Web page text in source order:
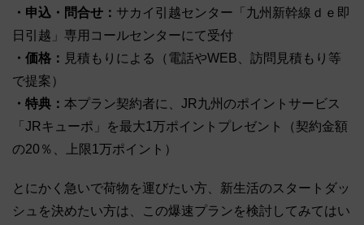
・申込・問合せ： サカイ引越センター「九州新幹線ｄｅ即
日引越」専用コールセンターにて受付
・価格： 見積もりによる（電話やWEB、訪問見積もり等
で提案）
・特典： 本プラン契約者に、JR九州のポイントサービス
「JRキューポ」を最大1万ポイントプレゼント（契約金額
の20％、上限1万ポイント）
とにかく急いで荷物を運びたい方、新生活のスタートダッ
シュを決めたい方は、この爆速プランを検討してみてはい